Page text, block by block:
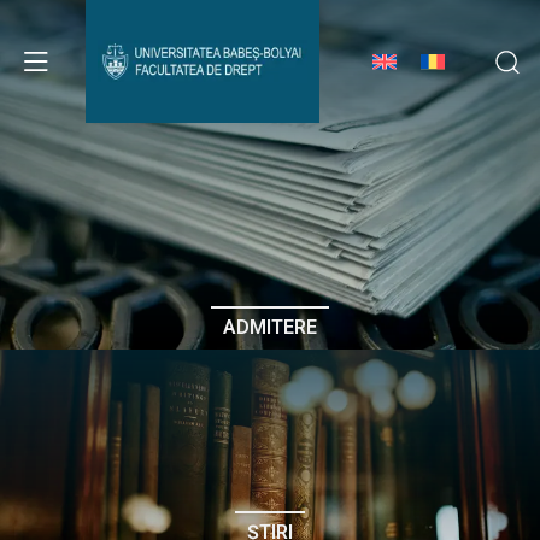
Avizier Studenți
Studii
Admitere
Erasmus & Internațional
Despre Facultate
ADMITERE
ȘTIRI